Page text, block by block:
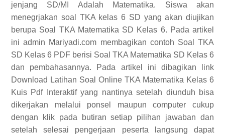
jenjang SD/MI Adalah Matematika. Siswa akan
menegrjakan soal TKA kelas 6 SD yang akan diujikan
berupa Soal TKA Matematika SD Kelas 6. Pada artikel
ini admin Mariyadi.com membagikan contoh Soal TKA
SD Kelas 6 PDF berisi Soal TKA Matematika SD Kelas 6
dan pembahasannya. Pada artikel ini dibagikan link
Download Latihan Soal Online TKA Matematika Kelas 6
Kuis Pdf Interaktif yang nantinya setelah diunduh bisa
dikerjakan melalui ponsel maupun computer cukup
dengan klik pada butiran setiap pilihan jawaban dan
setelah selesai pengerjaan peserta langsung dapat